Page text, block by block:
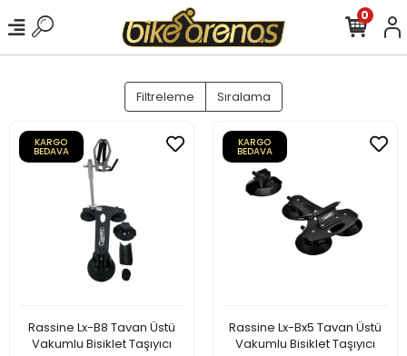
0
Filtreleme Sıralama
KARGO
BEDAVA
Rassine Lx-B8 Tavan Üstü
Vakumlu Bisiklet Taşıyıcı
KARGO
BEDAVA
Rassine Lx-Bx5 Tavan Üstü
Vakumlu Bisiklet Taşıyıcı